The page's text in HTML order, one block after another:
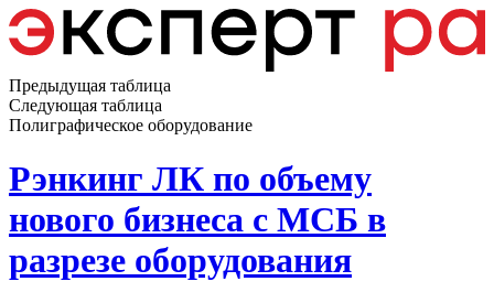
Предыдущая таблица
Следующая таблица
Полиграфическое оборудование
Рэнкинг ЛК по объему
нового бизнеса с МСБ в
разрезе оборудования